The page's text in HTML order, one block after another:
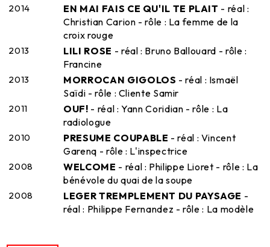
2014 EN MAI FAIS CE QU'IL TE PLAIT - réal :
Christian Carion - rôle : La femme de la
croix rouge
2013 LILI ROSE - réal : Bruno Ballouard - rôle :
Francine
2013 MORROCAN GIGOLOS - réal : Ismaël
Saïdi - rôle : Cliente Samir
2011 OUF! - réal : Yann Coridian - rôle : La
radiologue
2010 PRESUME COUPABLE - réal : Vincent
Garenq - rôle : L'inspectrice
2008 WELCOME - réal : Philippe Lioret - rôle : La
bénévole du quai de la soupe
2008 LEGER TREMPLEMENT DU PAYSAGE -
réal : Philippe Fernandez - rôle : La modèle